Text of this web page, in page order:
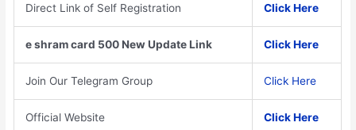
Direct Link of Self Registration Click Here
e shram card 500 New Update Link Click Here
Join Our Telegram Group Click Here
Official Website Click Here